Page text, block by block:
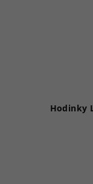
Hodinky